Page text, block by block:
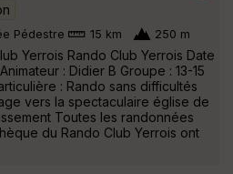
Pédestre 15 km 250 m
Yerrois Rando Club Yerrois Date
: Didier B Groupe : 13-15
: Rando sans difficultés
vers la spectaculaire église de
Toutes les randonnées
du Rando Club Yerrois ont